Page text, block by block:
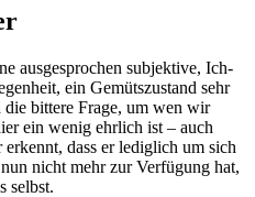
ausgesprochen subjektive, Ich-
ein Gemütszustand sehr
bittere Frage, um wen wir
ein wenig ehrlich ist – auch
erkennt, dass er lediglich um sich
nicht mehr zur Verfügung hat,
selbst.